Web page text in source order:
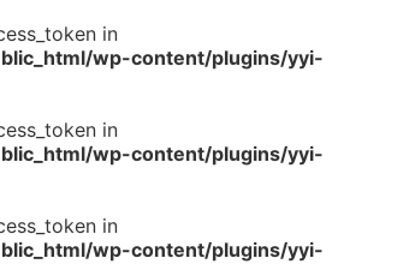
in
wp-content/plugins/yyi-
in
wp-content/plugins/yyi-
in
wp-content/plugins/yyi-